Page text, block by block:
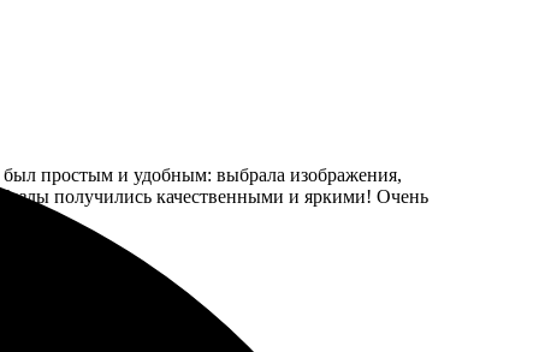
простым и удобным: выбрала изображения,
получились качественными и яркими! Очень